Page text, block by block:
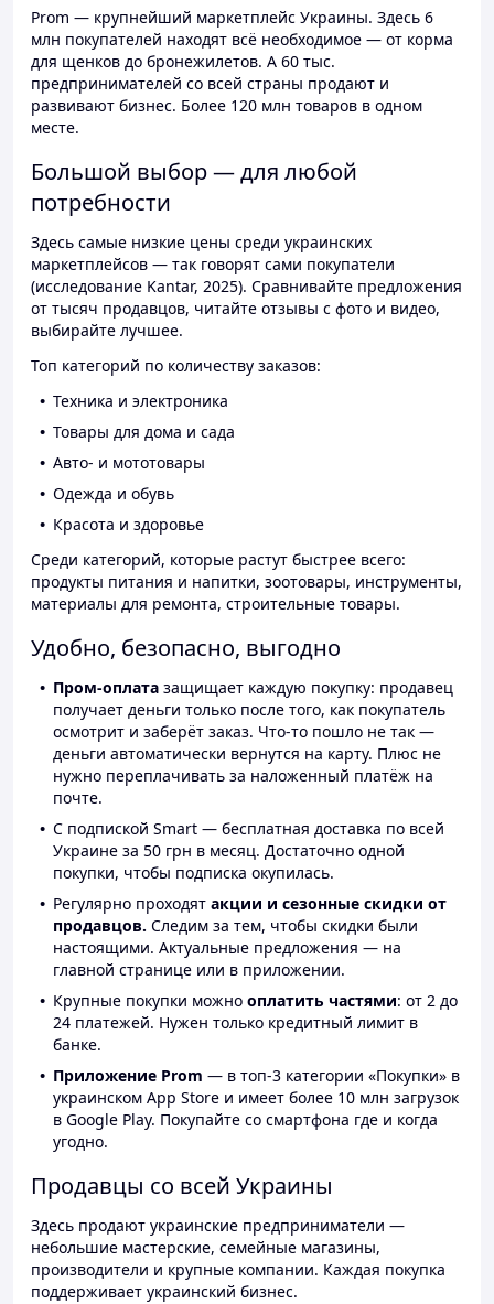
Prom — крупнейший маркетплейс Украины. Здесь 6
млн покупателей находят всё необходимое — от корма
для щенков до бронежилетов. А 60 тыс.
предпринимателей со всей страны продают и
развивают бизнес. Более 120 млн товаров в одном
месте.
Большой выбор — для любой
потребности
Здесь самые низкие цены среди украинских
маркетплейсов — так говорят сами покупатели
(исследование Kantar, 2025). Сравнивайте предложения
от тысяч продавцов, читайте отзывы с фото и видео,
выбирайте лучшее.
Топ категорий по количеству заказов:
Техника и электроника
Товары для дома и сада
Авто- и мототовары
Одежда и обувь
Красота и здоровье
Среди категорий, которые растут быстрее всего:
продукты питания и напитки, зоотовары, инструменты,
материалы для ремонта, строительные товары.
Удобно, безопасно, выгодно
Пром-оплата защищает каждую покупку: продавец
получает деньги только после того, как покупатель
осмотрит и заберёт заказ. Что-то пошло не так —
деньги автоматически вернутся на карту. Плюс не
нужно переплачивать за наложенный платёж на
почте.
С подпиской Smart — бесплатная доставка по всей
Украине за 50 грн в месяц. Достаточно одной
покупки, чтобы подписка окупилась.
Регулярно проходят акции и сезонные скидки от
продавцов. Следим за тем, чтобы скидки были
настоящими. Актуальные предложения — на
главной странице или в приложении.
Крупные покупки можно оплатить частями: от 2 до
24 платежей. Нужен только кредитный лимит в
банке.
Приложение Prom — в топ-3 категории «Покупки» в
украинском App Store и имеет более 10 млн загрузок
в Google Play. Покупайте со смартфона где и когда
угодно.
Продавцы со всей Украины
Здесь продают украинские предприниматели —
небольшие мастерские, семейные магазины,
производители и крупные компании. Каждая покупка
поддерживает украинский бизнес.